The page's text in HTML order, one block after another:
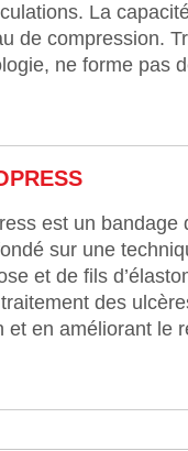
La
de compression.
ne forme pas
est un
sur une
et de fils
des
et en améliorant le